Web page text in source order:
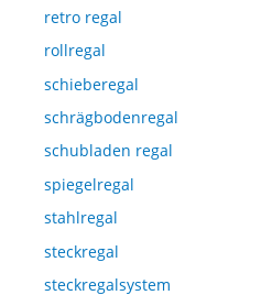
retro regal
rollregal
schieberegal
schrägbodenregal
schubladen regal
spiegelregal
stahlregal
steckregal
steckregalsystem